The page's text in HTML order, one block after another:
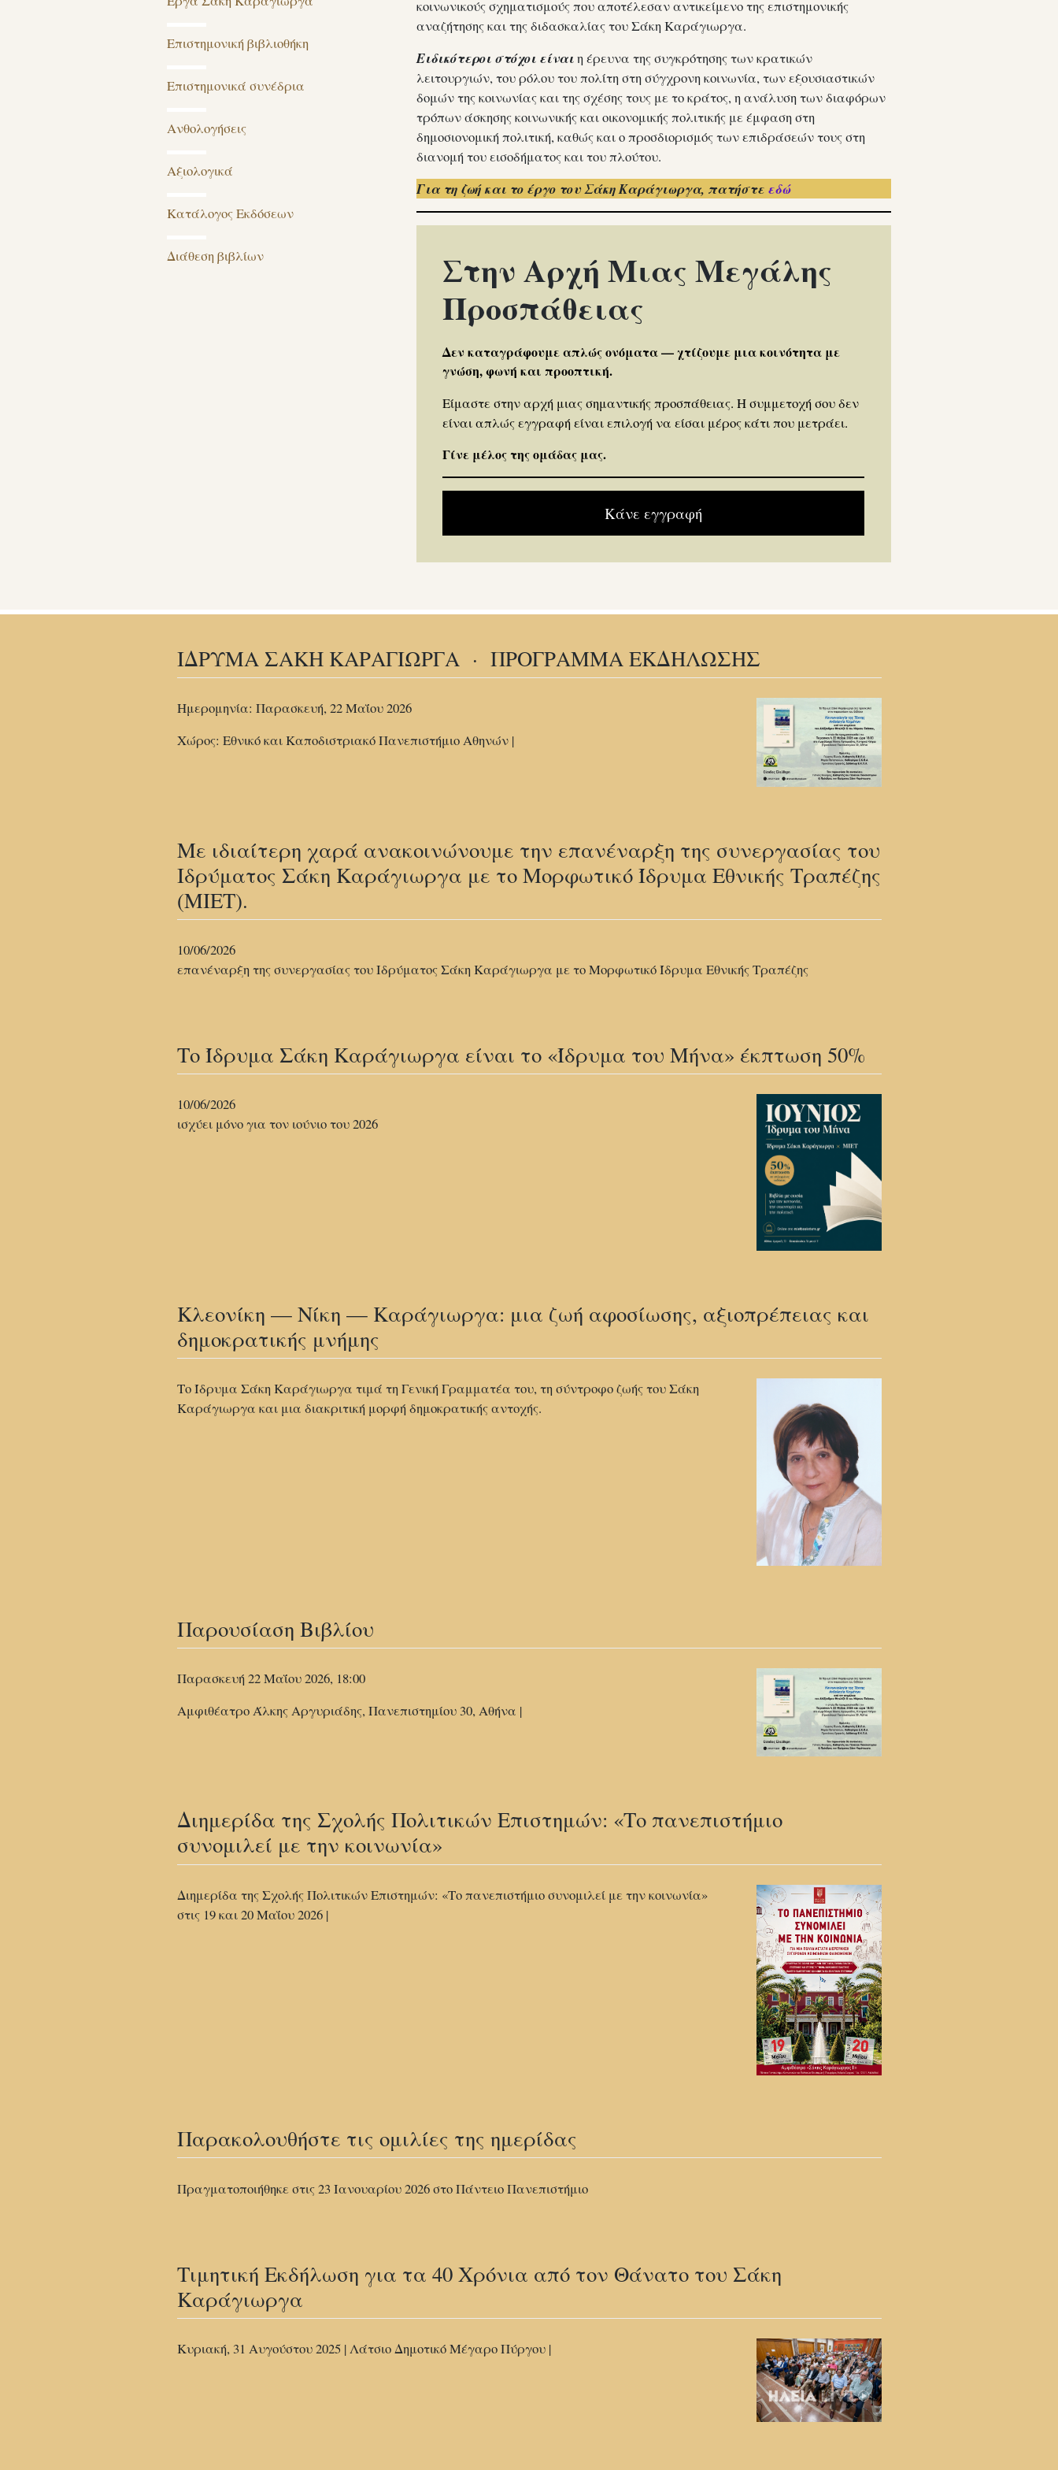
Επιστημονική βιβλιοθήκη
Επιστημονικά συνέδρια
Ανθολογήσεις
Αξιολογικά
Κατάλογος Εκδόσεων
Διάθεση βιβλίων
κοινωνικούς σχηματισμούς που αποτέλεσαν αντικείμενο της επιστημονικής
αναζήτησης και της διδασκαλίας του Σάκη Kαράγιωργα.
Ειδικότεροι στόχοι είναιη έρευνα της συγκρότησης των κρατικών
λειτουργιών, του ρόλου του πολίτη στη σύγχρονη κοινωνία, των εξουσιαστικών
δομών της κοινωνίας και της σχέσης τους με το κράτος, η ανάλυση των διαφόρων
τρόπων άσκησης κοινωνικής και οικονομικής πολιτικής με έμφαση στη
δημοσιονομική πολιτική, καθώς και ο προσδιορισμός των επιδράσεών τους στη
διανομή του εισοδήματος και του πλούτου.
Για τη ζωή και το έργο του Σάκη Καράγιωργα, πατήστε εδώ
Στην Αρχή Μιας Μεγάλης
Προσπάθειας
Δεν καταγράφουμε απλώς ονόματα — χτίζουμε μια κοινότητα με
γνώση, φωνή και προοπτική.
Είμαστε στην αρχή μιας σημαντικής προσπάθειας. Η συμμετοχή σου δεν
είναι απλώς εγγραφή είναι επιλογή να είσαι μέρος κάτι που μετράει.
Γίνε μέλος της ομάδας μας.
Κάνε εγγραφή
ΙΔΡΥΜΑ ΣΑΚΗ ΚΑΡΑΓΙΩΡΓΑ · ΠΡΟΓΡΑΜΜΑ ΕΚΔΗΛΩΣΗΣ
Ημερομηνία: Παρασκευή, 22 Μαΐου 2026
Χώρος: Εθνικό και Καποδιστριακό Πανεπιστήμιο Αθηνών |
Με ιδιαίτερη χαρά ανακοινώνουμε την επανέναρξη της συνεργασίας του
Ιδρύματος Σάκη Καράγιωργα με το Μορφωτικό Ίδρυμα Εθνικής Τραπέζης
(ΜΙΕΤ).
10/06/2026
επανέναρξη της συνεργασίας του Ιδρύματος Σάκη Καράγιωργα με το Μορφωτικό Ίδρυμα Εθνικής Τραπέζης
Το Ίδρυμα Σάκη Καράγιωργα είναι το «Ίδρυμα του Μήνα» έκπτωση 50%
10/06/2026
ισχύει μόνο για τον ιούνιο του 2026
Κλεονίκη — Νίκη — Καράγιωργα: μια ζωή αφοσίωσης, αξιοπρέπειας και
δημοκρατικής μνήμης
Το Ίδρυμα Σάκη Καράγιωργα τιμά τη Γενική Γραμματέα του, τη σύντροφο ζωής του Σάκη
Καράγιωργα και μια διακριτική μορφή δημοκρατικής αντοχής.
Παρουσίαση Βιβλίου
Παρασκευή 22 Μαΐου 2026, 18:00
Αμφιθέατρο Άλκης Αργυριάδης, Πανεπιστημίου 30, Αθήνα |
Διημερίδα της Σχολής Πολιτικών Επιστημών: «Το πανεπιστήμιο
συνομιλεί με την κοινωνία»
Διημερίδα της Σχολής Πολιτικών Επιστημών: «Το πανεπιστήμιο συνομιλεί με την κοινωνία»
στις 19 και 20 Μαΐου 2026 |
Παρακολουθήστε τις ομιλίες της ημερίδας
Πραγματοποιήθηκε στις 23 Ιανουαρίου 2026 στο Πάντειο Πανεπιστήμιο
Τιμητική Εκδήλωση για τα 40 Χρόνια από τον Θάνατο του Σάκη
Καράγιωργα
Κυριακή, 31 Αυγούστου 2025 | Λάτσιο Δημοτικό Μέγαρο Πύργου |